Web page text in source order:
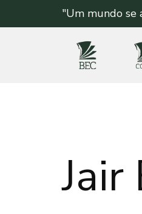
"Um mundo se
Jair